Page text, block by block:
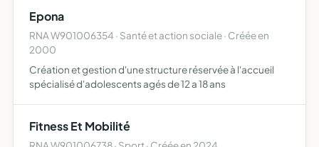
Epona
RNA W901006354 · Santé et action sociale · Créée en
2000
Création et gestion d'une structure réservée à l'accueil
spécialisé d'adolescents agés de 12 a 18 ans
Fitness Et Mobilité